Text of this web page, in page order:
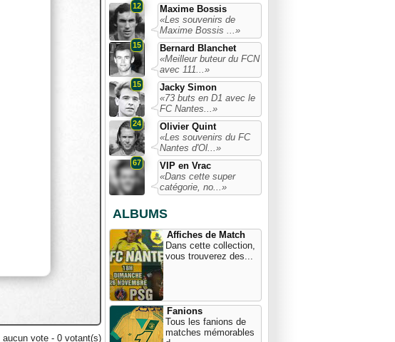
aucun vote - 0 votant(s)
12
Maxime Bossis
«Les souvenirs de
Maxime Bossis ...»
15
Bernard Blanchet
«Meilleur buteur du FCN
avec 111...»
15
Jacky Simon
«73 buts en D1 avec le
FC Nantes...»
24
Olivier Quint
«Les souvenirs du FC
Nantes d'Ol...»
67
VIP en Vrac
«Dans cette super
catégorie, no...»
ALBUMS
Affiches de Match
Dans cette collection,
vous trouverez des...
Fanions
Tous les fanions de
matches mémorables